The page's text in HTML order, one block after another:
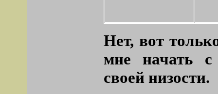
Нет, вот
мне начать с
своей низости.